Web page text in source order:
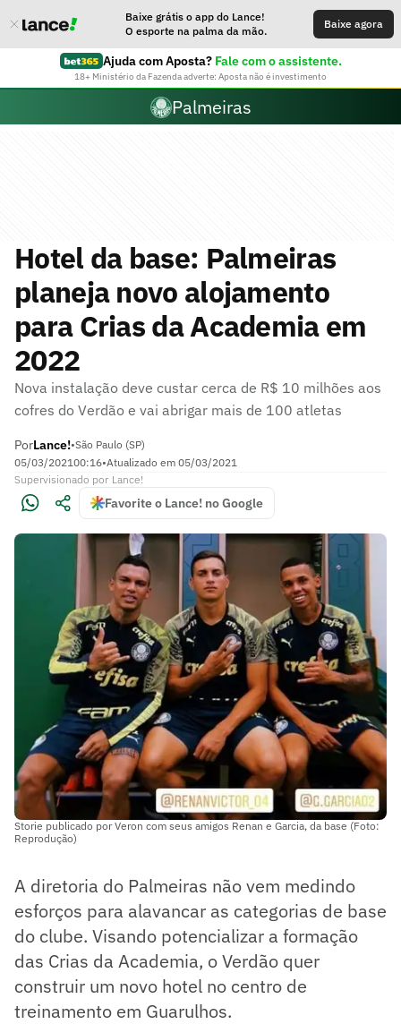
Baixe grátis o app do Lance!
O esporte na palma da mão.
Baixe agora
Ajuda com Aposta? Fale com o assistente.
18+ Ministério da Fazenda adverte: Aposta não é investimento
Palmeiras
Hotel da base: Palmeiras
planeja novo alojamento
para Crias da Academia em
2022
Nova instalação deve custar cerca de R$ 10 milhões aos
cofres do Verdão e vai abrigar mais de 100 atletas
PorLance!•São Paulo (SP)
05/03/202100:16•Atualizado em 05/03/2021
Supervisionado por Lance!
Favorite o Lance! no Google
Storie publicado por Veron com seus amigos Renan e Garcia, da base (Foto:
Reprodução)
A diretoria do Palmeiras não vem medindo
esforços para alavancar as categorias de base
do clube. Visando potencializar a formação
das Crias da Academia, o Verdão quer
construir um novo hotel no centro de
treinamento em Guarulhos.